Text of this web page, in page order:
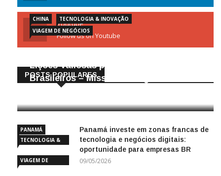
Youtube
Follow us on Youtube
POSTS POPULARES
CHINA
TECNOLOGIA & INOVAÇÃO
VIAGEM DE NEGÓCIOS
Lições Valiosas para Empresários
Brasileiros – Missão de Negócios China
PANAMÁ
TECNOLOGIA &
VIAGEM DE
Panamá investe em zonas francas de
tecnologia e negócios digitais:
oportunidade para empresas BR
09/05/2026